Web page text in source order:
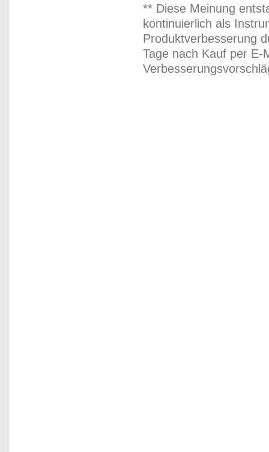
** Diese Meinung
kontinuierlich als
Produktverbesserung
Tage nach Kauf per E-